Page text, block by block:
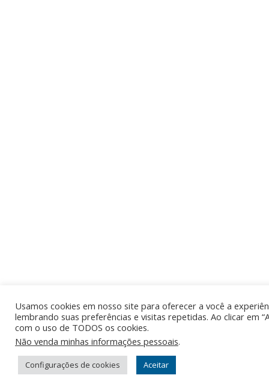
Usamos cookies em nosso site para oferecer a você a
lembrando suas preferências e visitas repetidas. Ao clicar em
com o uso de TODOS os cookies.
Não venda minhas informações pessoais.
Configurações de cookies Aceitar